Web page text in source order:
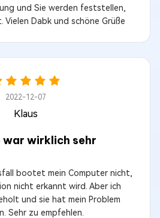
und Sie werden feststellen,
Vielen Dabk und schöne Grüße
2022-12-07
Klaus
wirklich sehr
bootet mein Computer nicht,
nicht erkannt wird. Aber ich
und sie hat mein Problem
Sehr zu empfehlen.